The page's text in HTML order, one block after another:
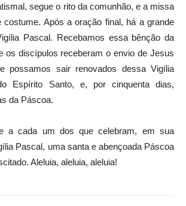
segue o rito da comunhão, e a missa
costume. Após a oração final, há a grande
Pascal. Recebamos essa bênção da
os discípulos receberam o envio de Jesus
possamos sair renovados dessa Vigília
Espírito Santo, e, por cinquenta dias,
da Páscoa.
a cada um dos que celebram, em sua
Pascal, uma santa e abençoada Páscoa
Aleluia, aleluia, aleluia!